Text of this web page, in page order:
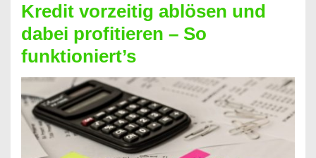
Kredit
berechnen
–
Mit
diesen
Regeln!
Kredit vorzeitig ablösen und
dabei profitieren – So
funktioniert’s